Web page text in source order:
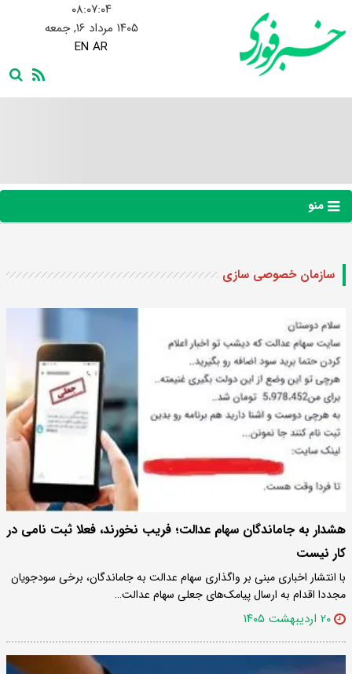
۰۸:۰۷:۰۵
۱۴۰۵ مرداد ۱۶, جمعه
EN AR
منو
سازمان خصوصی سازی
هشدار به جاماندگان سهام عدالت؛ فریب نخورند، فعلا ثبت نامی در
کار نیست
با انتشار اخباری مبنی بر واگذاری سهام عدالت به جاماندگان، برخی سودجویان
مجددا اقدام به ارسال پیامک‌های جعلی سهام عدالت…
۲۰ اردیبهشت ۱۴۰۵